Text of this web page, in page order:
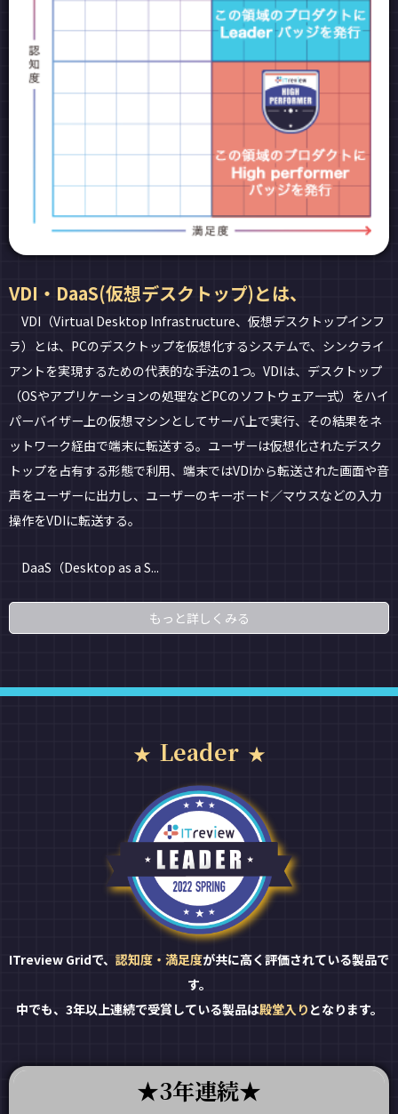
VDI・DaaS(仮想デスクトップ)とは、
VDI（Virtual Desktop Infrastructure、仮想デスクトップインフ
ラ）とは、PCのデスクトップを仮想化するシステムで、シンクライ
アントを実現するための代表的な手法の1つ。VDIは、デスクトップ
（OSやアプリケーションの処理などPCのソフトウェア一式）をハイ
パーバイザー上の仮想マシンとしてサーバ上で実行、その結果をネ
ットワーク経由で端末に転送する。ユーザーは仮想化されたデスク
トップを占有する形態で利用、端末ではVDIから転送された画面や音
声をユーザーに出力し、ユーザーのキーボード／マウスなどの入力
操作をVDIに転送する。
DaaS（Desktop as a S...
もっと詳しくみる
Leader
ITreview Gridで、 認知度・満足度が共に高く評価されている製品で
す。
中でも、3年以上連続で受賞している製品は殿堂入り となります。
3年連続